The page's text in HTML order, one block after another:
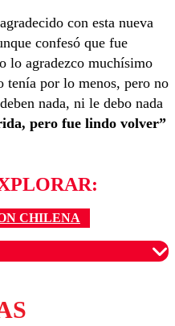
con esta nueva
confesó que fue
lo agradezco muchísimo
tenía por lo menos, pero no
nada, ni le debo nada
pero fue lindo volver”
CHILENA
para garantizar un